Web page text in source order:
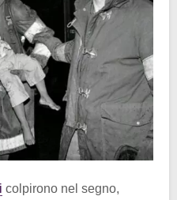
colpirono nel segno,